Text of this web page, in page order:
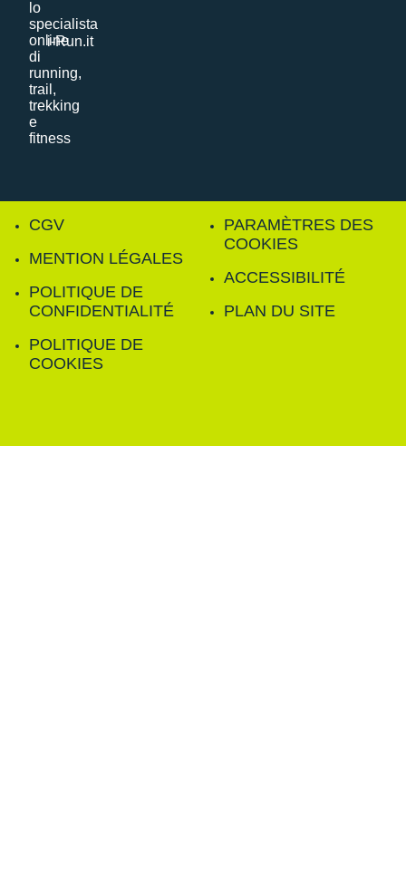
i-Run.it
CGV
MENTION LÉGALES
POLITIQUE DE
CONFIDENTIALITÉ
POLITIQUE DE
COOKIES
PARAMÈTRES DES
COOKIES
ACCESSIBILITÉ
PLAN DU SITE